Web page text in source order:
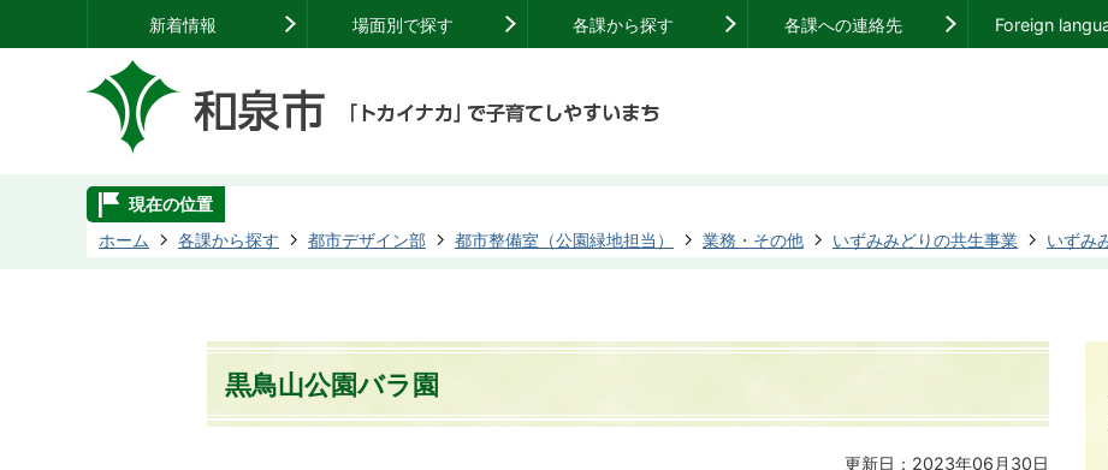
新着情報 場面別で探す 各課から探す 各課への連絡先 Foreign
現在の位置
ホーム
各課から探す 都市デザイン部 都市整備室（公園緑地担当） 業務・その他 いずみみどりの共生事業 いずみ
黒鳥山公園バラ園
更新日：2023年06月30日